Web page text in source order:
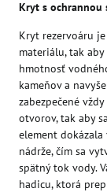
Kryt s ochrannou
Kryt rezervoáru
materiálu, tak
hmotnosť
kameňov a
zabezpečené
otvorov, tak aby
element
nádrže, čím sa
spätný tok vody.
hadicu, ktorá